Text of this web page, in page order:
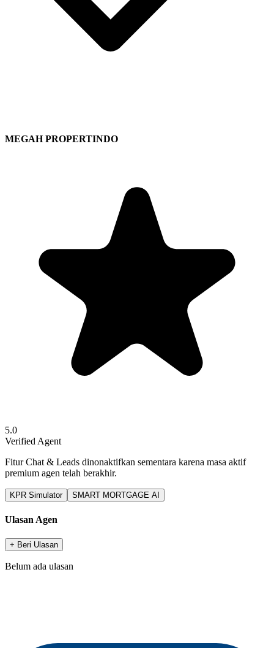
MEGAH PROPERTINDO
5.0
Verified Agent
Fitur Chat & Leads dinonaktifkan sementara karena masa aktif
premium agen telah berakhir.
KPR Simulator SMART MORTGAGE AI
Ulasan Agen
+ Beri Ulasan
Belum ada ulasan